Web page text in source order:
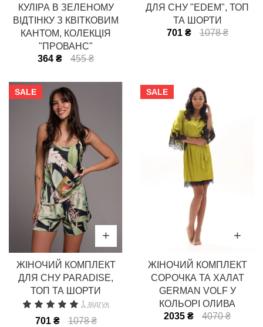
КУЛІРА В ЗЕЛЕНОМУ
ВІДТІНКУ З КВІТКОВИМ
КАНТОМ, КОЛЕКЦІЯ
"ПРОВАНС"
364 ₴
455 ₴
ДЛЯ СНУ "EDEM", ТОП
ТА ШОРТИ
701 ₴
1078 ₴
SALE
ЖІНОЧИЙ КОМПЛЕКТ
ДЛЯ СНУ PARADISE,
ТОП ТА ШОРТИ
1 відгук
701 ₴ 1078 ₴
SALE
ЖІНОЧИЙ КОМПЛЕКТ
СОРОЧКА ТА ХАЛАТ
GERMAN VOLF У
КОЛЬОРІ ОЛИВА
2035 ₴
4070 ₴